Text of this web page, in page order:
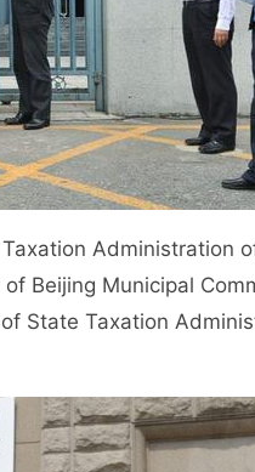
Administration of
Beijing Municipal
State Taxation